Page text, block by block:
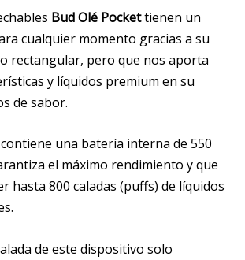
Bud Olé Pockettienen un
cualquier momento gracias a su
rectangular, pero que nos aporta
y líquidos premium en su
de sabor.
una batería interna de 550
el máximo rendimiento y que
hasta 800 caladas (puffs) de líquidos
de este dispositivo solo